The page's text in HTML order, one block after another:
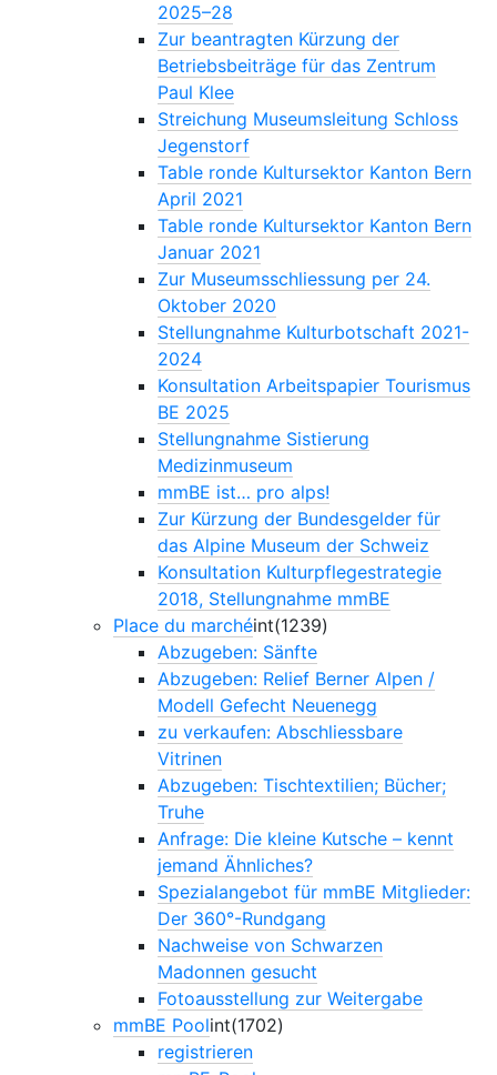
2025–28
Zur beantragten Kürzung der
Betriebsbeiträge für das Zentrum
Paul Klee
Streichung Museumsleitung Schloss
Jegenstorf
Table ronde Kultursektor Kanton Bern
April 2021
Table ronde Kultursektor Kanton Bern
Januar 2021
Zur Museumsschliessung per 24.
Oktober 2020
Stellungnahme Kulturbotschaft 2021-
2024
Konsultation Arbeitspapier Tourismus
BE 2025
Stellungnahme Sistierung
Medizinmuseum
mmBE ist… pro alps!
Zur Kürzung der Bundesgelder für
das Alpine Museum der Schweiz
Konsultation Kulturpflegestrategie
2018, Stellungnahme mmBE
Place du marchéint(1239)
Abzugeben: Sänfte
Abzugeben: Relief Berner Alpen /
Modell Gefecht Neuenegg
zu verkaufen: Abschliessbare
Vitrinen
Abzugeben: Tischtextilien; Bücher;
Truhe
Anfrage: Die kleine Kutsche – kennt
jemand Ähnliches?
Spezialangebot für mmBE Mitglieder:
Der 360°-Rundgang
Nachweise von Schwarzen
Madonnen gesucht
Fotoausstellung zur Weitergabe
mmBE Poolint(1702)
registrieren